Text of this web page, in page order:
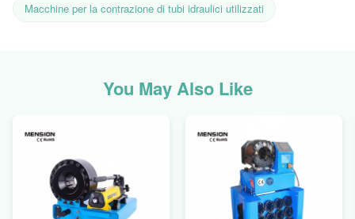
Macchine per la contrazione di tubi idraulici utilizzati
You May Also Like